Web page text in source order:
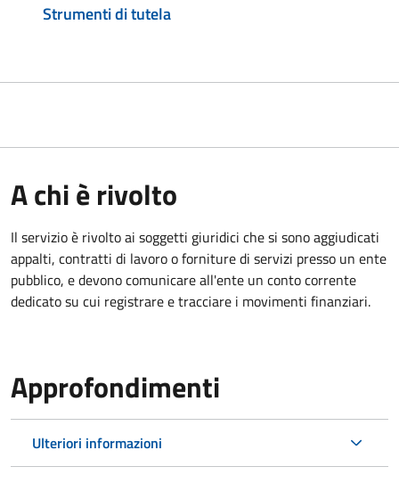
Strumenti di tutela
A chi è rivolto
Il servizio è rivolto ai soggetti giuridici che si sono aggiudicati
appalti, contratti di lavoro o forniture di servizi presso un ente
pubblico, e devono comunicare all'ente un conto corrente
dedicato su cui registrare e tracciare i movimenti finanziari.
Approfondimenti
Ulteriori informazioni